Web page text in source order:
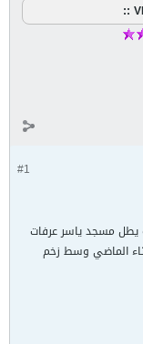
#1
يطل مسجد ياسر عرفات
الماضي وسط زخم